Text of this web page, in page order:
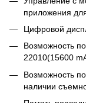
приложения
Цифровой
Возможность
22010(15600
Возможность
наличии